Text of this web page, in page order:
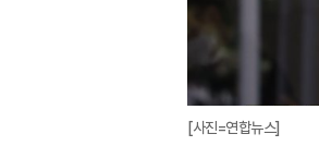
[사진=연합뉴스]